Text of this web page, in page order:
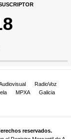
RadioVoz
MPXA
Galicia
reservados.